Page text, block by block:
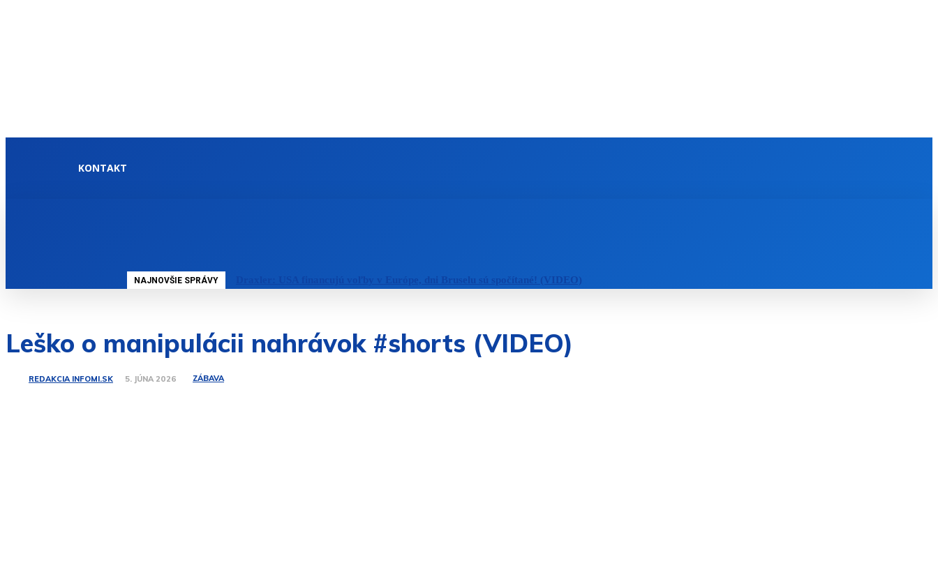
KONTAKT
NAJNOVŠIE SPRÁVY Draxler: USA financujú voľby v Európe, dni Bruselu sú spočítané! (VIDEO)
Leško o manipulácii nahrávok #shorts (VIDEO)
REDAKCIA INFOMI.SK 5. JÚNA 2026 ZÁBAVA